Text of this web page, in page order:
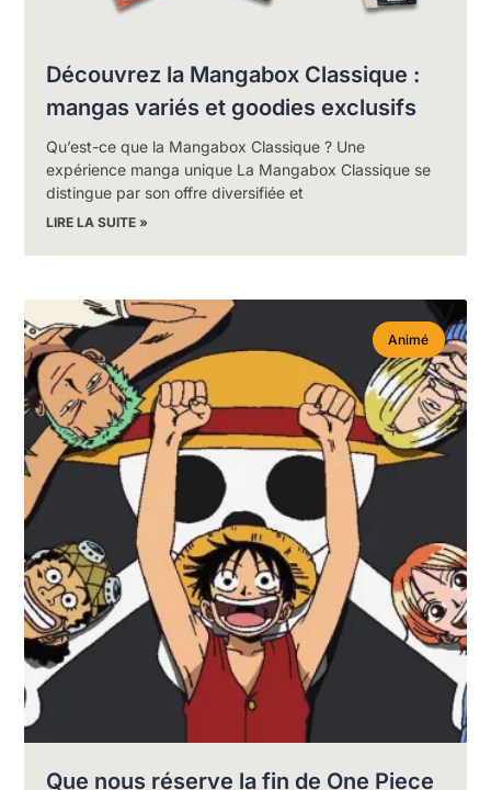
Découvrez la Mangabox Classique :
mangas variés et goodies exclusifs
Qu’est-ce que la Mangabox Classique ? Une
expérience manga unique La Mangabox Classique se
distingue par son offre diversifiée et
LIRE LA SUITE »
Animé
Que nous réserve la fin de One Piece